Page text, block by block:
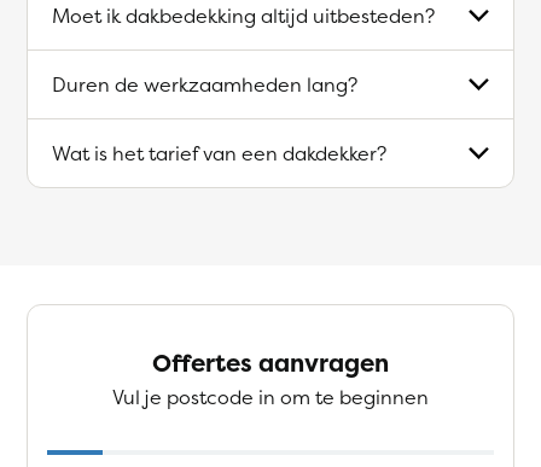
Moet ik dakbedekking altijd uitbesteden?
Duren de werkzaamheden lang?
Wat is het tarief van een dakdekker?
Offertes aanvragen
Vul je postcode in om te beginnen